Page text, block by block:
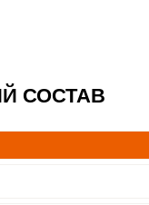
СОСТАВ